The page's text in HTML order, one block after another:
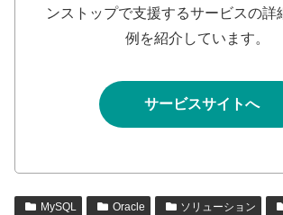
ンストップで支援するサービスの詳
例を紹介しています。
サービスサイトへ
MySQL Oracle ソリューション